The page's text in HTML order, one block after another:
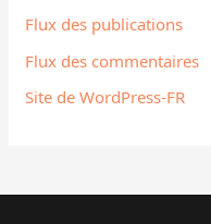
Flux des publications
Flux des commentaires
Site de WordPress-FR